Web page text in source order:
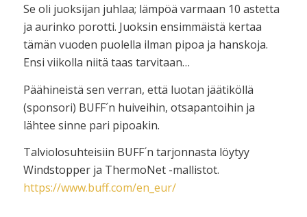
Se oli juoksijan juhlaa; lämpöä varmaan 10 astetta
ja aurinko porotti. Juoksin ensimmäistä kertaa
tämän vuoden puolella ilman pipoa ja hanskoja.
Ensi viikolla niitä taas tarvitaan…
Päähineistä sen verran, että luotan jäätiköllä
(sponsori) BUFF´n huiveihin, otsapantoihin ja
lähtee sinne pari pipoakin.
Talviolosuhteisiin BUFF´n tarjonnasta löytyy
Windstopper ja ThermoNet -mallistot.
https://www.buff.com/en_eur/